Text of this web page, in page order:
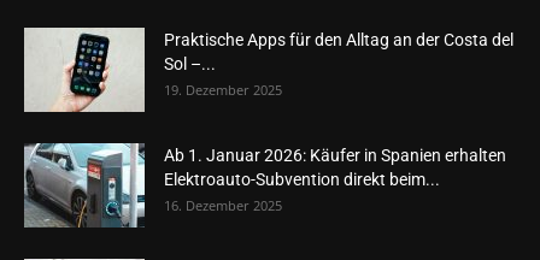
Praktische Apps für den Alltag an der Costa del
Sol –...
19. Dezember 2025
Ab 1. Januar 2026: Käufer in Spanien erhalten
Elektroauto-Subvention direkt beim...
16. Dezember 2025